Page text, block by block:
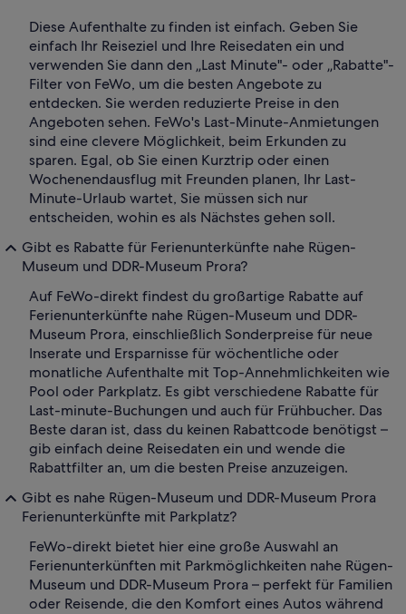
Diese Aufenthalte zu finden ist einfach. Geben Sie
einfach Ihr Reiseziel und Ihre Reisedaten ein und
verwenden Sie dann den „Last Minute"- oder „Rabatte"-
Filter von FeWo, um die besten Angebote zu
entdecken. Sie werden reduzierte Preise in den
Angeboten sehen. FeWo's Last-Minute-Anmietungen
sind eine clevere Möglichkeit, beim Erkunden zu
sparen. Egal, ob Sie einen Kurztrip oder einen
Wochenendausflug mit Freunden planen, Ihr Last-
Minute-Urlaub wartet, Sie müssen sich nur
entscheiden, wohin es als Nächstes gehen soll.
Gibt es Rabatte für Ferienunterkünfte nahe Rügen-
Museum und DDR-Museum Prora?
Auf FeWo-direkt findest du großartige Rabatte auf
Ferienunterkünfte nahe Rügen-Museum und DDR-
Museum Prora, einschließlich Sonderpreise für neue
Inserate und Ersparnisse für wöchentliche oder
monatliche Aufenthalte mit Top-Annehmlichkeiten wie
Pool oder Parkplatz. Es gibt verschiedene Rabatte für
Last-minute-Buchungen und auch für Frühbucher. Das
Beste daran ist, dass du keinen Rabattcode benötigst –
gib einfach deine Reisedaten ein und wende die
Rabattfilter an, um die besten Preise anzuzeigen.
Gibt es nahe Rügen-Museum und DDR-Museum Prora
Ferienunterkünfte mit Parkplatz?
FeWo-direkt bietet hier eine große Auswahl an
Ferienunterkünften mit Parkmöglichkeiten nahe Rügen-
Museum und DDR-Museum Prora – perfekt für Familien
oder Reisende, die den Komfort eines Autos während